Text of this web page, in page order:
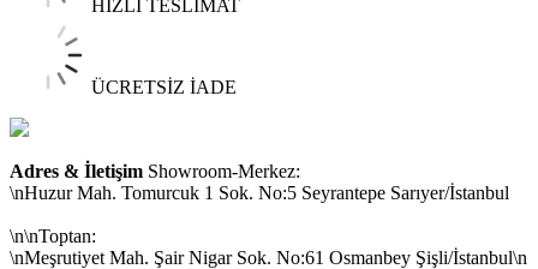
HIZLI TESLİMAT
ÜCRETSİZ İADE
Adres & İletişim Showroom-Merkez:
\nHuzur Mah. Tomurcuk 1 Sok. No:5 Seyrantepe Sarıyer/İstanbul
\n\nToptan:
\nMeşrutiyet Mah. Şair Nigar Sok. No:61 Osmanbey Şişli/İstanbul\n